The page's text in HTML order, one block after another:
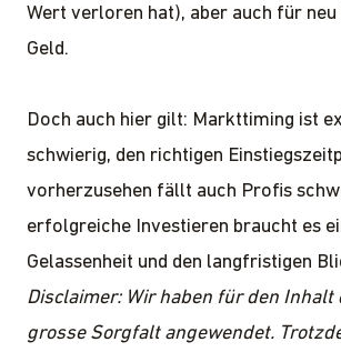
Wert verloren hat), aber auch für
Geld.
Doch auch hier gilt: Markttiming ist
schwierig, den richtigen
vorherzusehen fällt auch Profis
erfolgreiche Investieren braucht es
Gelassenheit und den langfristigen
Disclaimer: Wir haben für den Inhalt
grosse Sorgfalt angewendet.